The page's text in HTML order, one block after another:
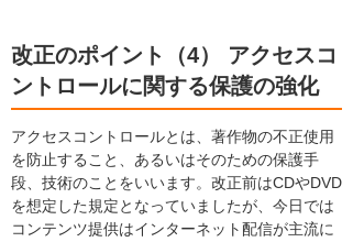
改正のポイント（4） アクセスコ
ントロールに関する保護の強化
アクセスコントロールとは、著作物の不正使用
を防止すること、あるいはそのための保護手
段、技術のことをいいます。改正前はCDやDVD
を想定した規定となっていましたが、今日では
コンテンツ提供はインターネット配信が主流に